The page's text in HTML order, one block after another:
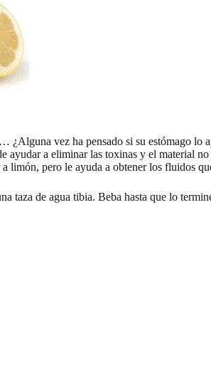
¿Alguna vez ha pensado si su estómago lo
ayudar a eliminar las toxinas y el material
limón, pero le ayuda a obtener los fluidos
taza de agua tibia. Beba hasta que lo